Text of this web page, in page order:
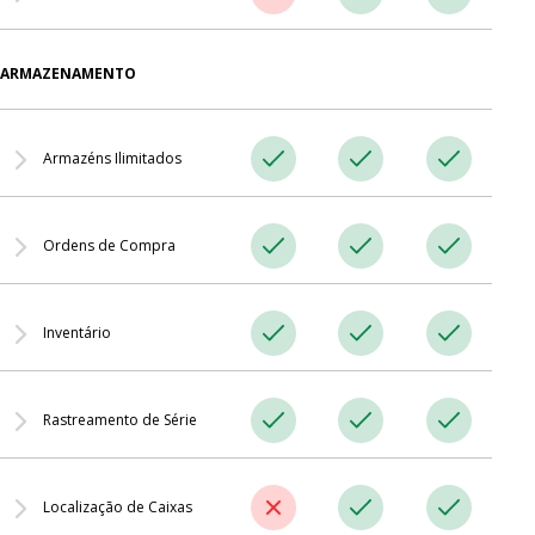
aos fornecedores a tempo.
ARMAZENAMENTO
Armazéns Ilimitados
Gerencie mercadorias e ativos em um número ilimitado de
armazéns, com controle de nível de estoque, lançamentos,
transferências e deduções.
Ordens de Compra
Crie e gerencie ordens de compra, acompanhe entregas e
registre recebimentos de mercadorias em um único fluxo de
trabalho.
Inventário
4 métodos de inventário para identificar faltas e stock restante.
Rastreamento de Série
Rastreie itens por número de série para monitorar sua
localização e histórico de movimentação.
Localização de Caixas